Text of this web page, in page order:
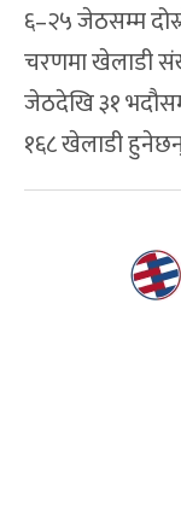
६–२५ जेठसम्म
चरणमा खेलाडी
जेठदेखि ३१
१६८ खेलाडी